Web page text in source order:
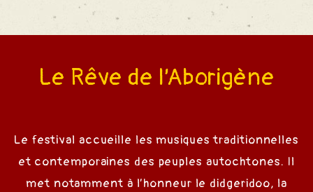
Le Rêve de l’Aborigène
Le festival accueille les musiques traditionnelles
et contemporaines des peuples autochtones. Il
met notamment à l’honneur le didgeridoo, la